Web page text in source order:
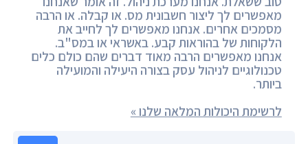
מאפשרים לך ליצור חשבונית מס. או קבלה. או הרבה
מסמכים אחרים. אנחנו מאפשרים לך לחייב את
הלקוחות של בהוראות קבע. באשראי או במס"ב.
אנחנו מאפשרים הרבה מאוד דברים שהם כולם כלים
טכנולוגיים לניהול עסק בצורה היעילה והמועילה
ביותר.
לרשימת היכולות המלאה שלנו »